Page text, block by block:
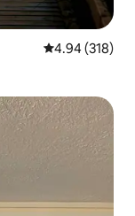
Calificación
4.94 (318)